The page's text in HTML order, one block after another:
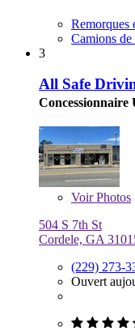
Remorques
Camions de
3
All Safe
Concessionnaire
VoirPhotos
504 S 7th St
Cordele, GA
(229) 273-
Ouvert